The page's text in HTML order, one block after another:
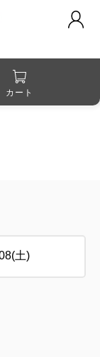
カート